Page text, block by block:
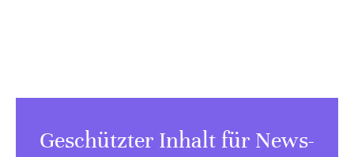
Geschützter Inhalt für News-